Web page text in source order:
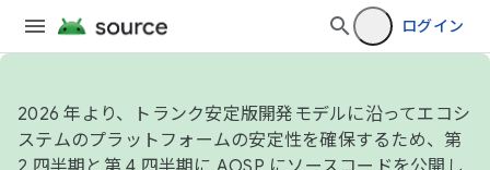
ログイン
2026 年より、トランク安定版開発モデルに沿ってエコシ
ステムのプラットフォームの安定性を確保するため、第